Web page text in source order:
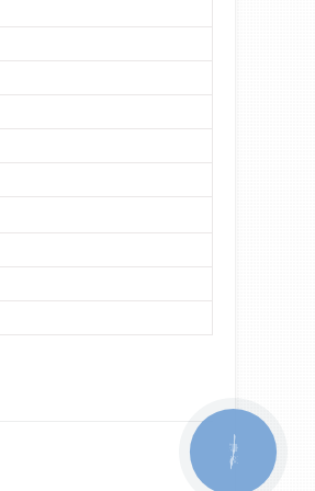
КНОПКА
ЗВ'ЯЗКУ